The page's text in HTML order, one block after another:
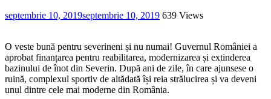
septembrie 10, 2019septembrie 10, 2019 639 Views
O veste bună pentru severineni și nu numai! Guvernul României a
aprobat finanțarea pentru reabilitarea, modernizarea și extinderea
bazinului de înot din Severin. După ani de zile, în care ajunsese o
ruină, complexul sportiv de altădată își reia strălucirea și va deveni
unul dintre cele mai moderne din România.